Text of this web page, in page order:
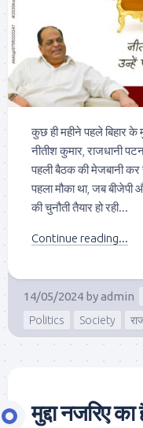
कुछ ही महीने पहले बिहार
नीतीश कुमार, राजधानी
पहली बैठक की मेजबानी कर
पहला मौका था, जब बीजेपी
की चुनौती तैयार हो रही...
Continue reading...
14/05/2024 byadmin
Politics
Society
मुद्दा नजरिए